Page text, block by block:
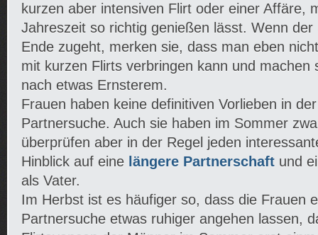
kurzen aber intensiven Flirt oder einer Affäre,
Jahreszeit so richtig genießen lässt. Wenn
Ende zugeht, merken sie, dass man eben
mit kurzen Flirts verbringen kann und machen
nach etwas Ernsterem.
Frauen haben keine definitiven Vorlieben in
Partnersuche. Auch sie haben im Sommer
überprüfen aber in der Regel jeden
Hinblick auf eine längere Partnerschaft und
als Vater.
Im Herbst ist es häufiger so, dass die Frauen
Partnersuche etwas ruhiger angehen lassen,